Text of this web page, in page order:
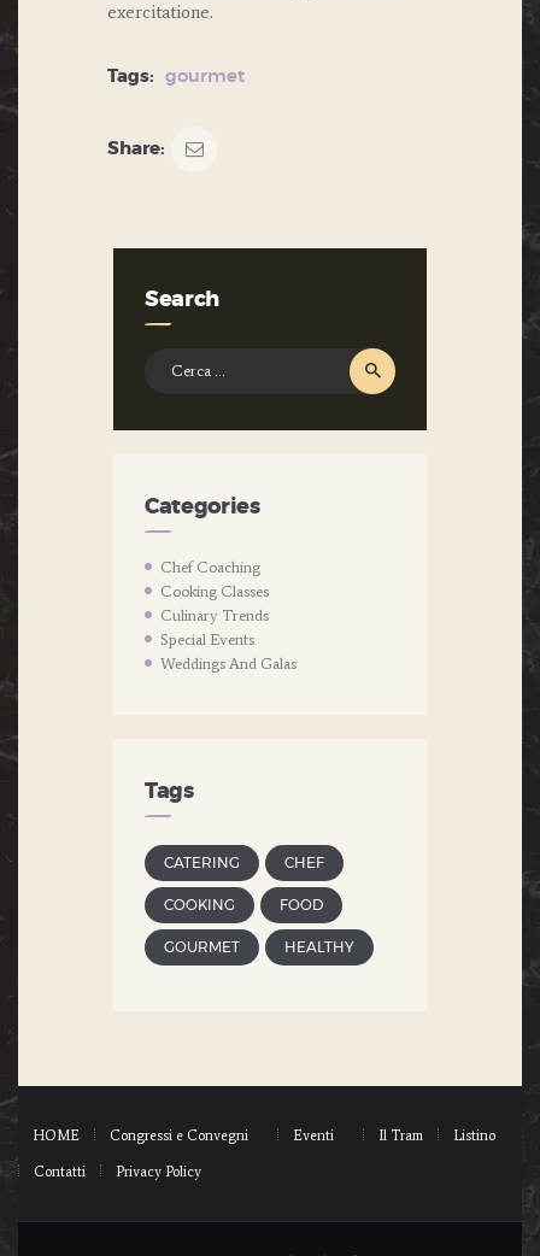
exercitatione.
Tags: gourmet
Share:
Search
Categories
Chef Coaching
Cooking Classes
Culinary Trends
Special Events
Weddings And Galas
Tags
CATERING CHEF
COOKING FOOD
GOURMET HEALTHY
HOME Congressi e Convegni Eventi Il Tram Listino
Contatti Privacy Policy